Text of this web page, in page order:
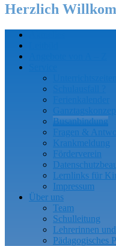
Herzlich
Ganztagskonzept
Busanbindung
Fragen &
Krankmeldung
Förderverein
Lernlinks für
Impressum
Über uns
Team
Schulleitung
Lehrerinnen
Pädagogisches